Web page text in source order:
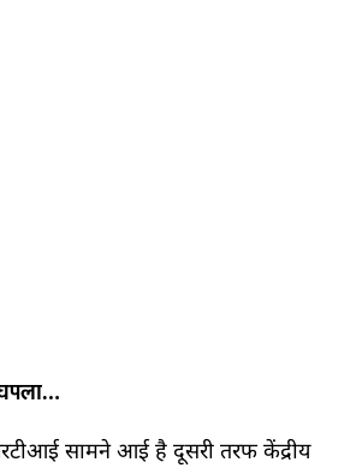
सामने आई है दूसरी तरफ केंद्रीय